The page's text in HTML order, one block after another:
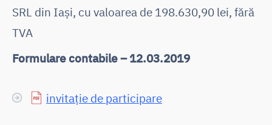
SRL din Iași, cu valoarea de 198.630,90 lei, fără
TVA
Formulare contabile – 12.03.2019
invitație de participare